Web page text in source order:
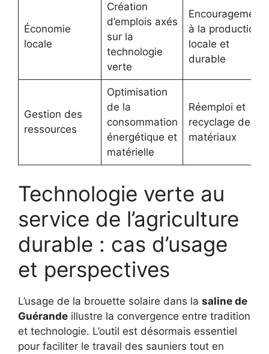
Économie
locale
Création
d’emplois axés
sur la
technologie
verte
Encouragement
à la production
locale et
durable
Gestion des
ressources
Optimisation
de la
consommation
énergétique et
matérielle
Réemploi et
recyclage des
matériaux
Technologie verte au
service de l’agriculture
durable : cas d’usage
et perspectives
L’usage de la brouette solaire dans la saline de
Guérande illustre la convergence entre tradition
et technologie. L’outil est désormais essentiel
pour faciliter le travail des sauniers tout en